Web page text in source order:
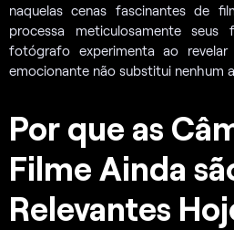
naquelas cenas fascinantes de
processa meticulosamente
fotógrafo experimenta ao revelar
emocionante não substitui nenhum
Por que as
Filme Ainda
Relevantes